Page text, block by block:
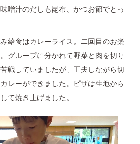
噌汁のだしも昆布、かつお節でとっ
給食はカレーライス。二回目のお楽
グループに分かれて野菜と肉を切り
戦していましたが、工夫しながら切
レーができました。ピザは生地から
て焼き上げました。